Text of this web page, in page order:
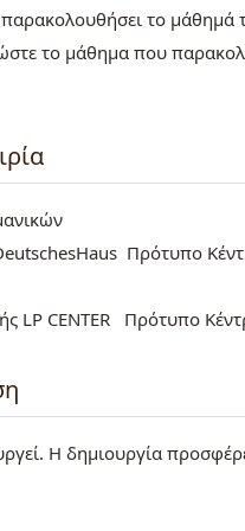
το
ώστε το μάθημα που
Πρότυπο
LP CENTER Πρότυπο
Η δημιουργία